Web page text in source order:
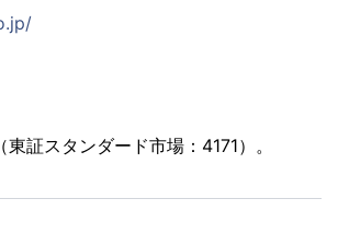
証スタンダード市場：4171）。